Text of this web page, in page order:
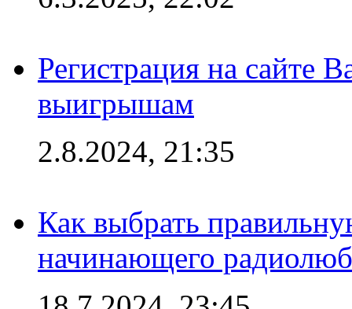
Регистрация на сайте
выигрышам
2.8.2024, 21:35
Как выбрать
начинающего